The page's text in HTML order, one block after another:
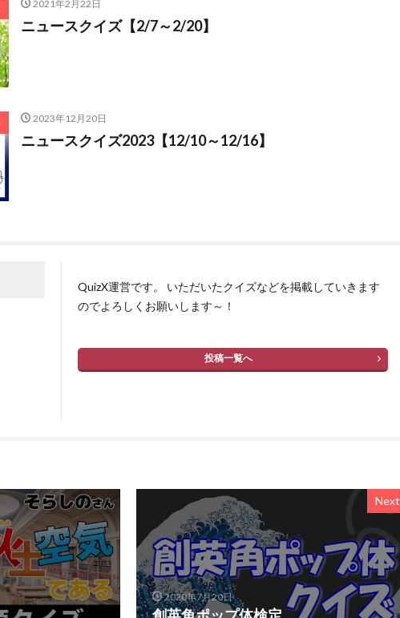
2021年2月22日
ニュースクイズ【2/7～2/20】
2023年12月20日
ニュースクイズ2023【12/10～12/16】
QuizX運営です。 いただいたクイズなどを掲載していきます
のでよろしくお願いします～！
投稿一覧へ
Next
2020年7月20日